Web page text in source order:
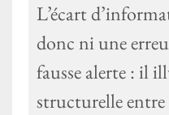
L’écart
donc ni une
fausse alerte : il
structurelle